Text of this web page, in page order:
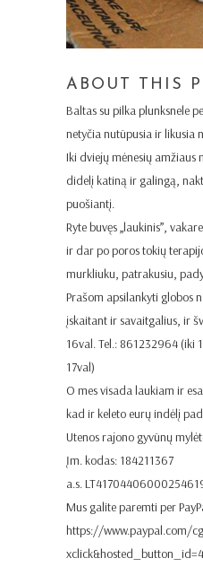
ABOUT THIS
Baltas su pilka plunksnele
netyčia nutūpusia ir likusia
Iki dviejų mėnesių amžiaus
didelį katiną ir galingą,
puošiantį.
Ryte buvęs „laukinis”,
ir dar po poros tokių
murkliuku, patrakusiu,
Prašom apsilankyti globos
įskaitant ir savaitgalius, ir
16val. Tel.: 861232964 (iki
17val)
O mes visada laukiam ir
kad ir keleto eurų indėlį
Utenos rajono gyvūnų
Įm. kodas: 184211367
a.s.
Mus galite paremti per
https://www.paypal.com/